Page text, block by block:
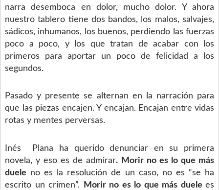
narra desemboca en dolor, mucho dolor. Y ahora
nuestro tablero tiene dos bandos, los malos, salvajes,
sádicos, inhumanos, los buenos, perdiendo las fuerzas
poco a poco, y los que tratan de acabar con los
primeros para aportar un poco de felicidad a los
segundos.
Pasado y presente se alternan en la narración para
que las piezas encajen. Y encajan. Encajan entre vidas
rotas y mentes perversas.
Inés Plana ha querido denunciar en su primera
novela, y eso es de admirar. Morir no es lo que más
duele no es la resolución de un caso, no es “se ha
escrito un crimen”.
Morir no es lo que más duele es